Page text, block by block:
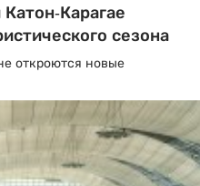
Карагае
сезона
откроются новые